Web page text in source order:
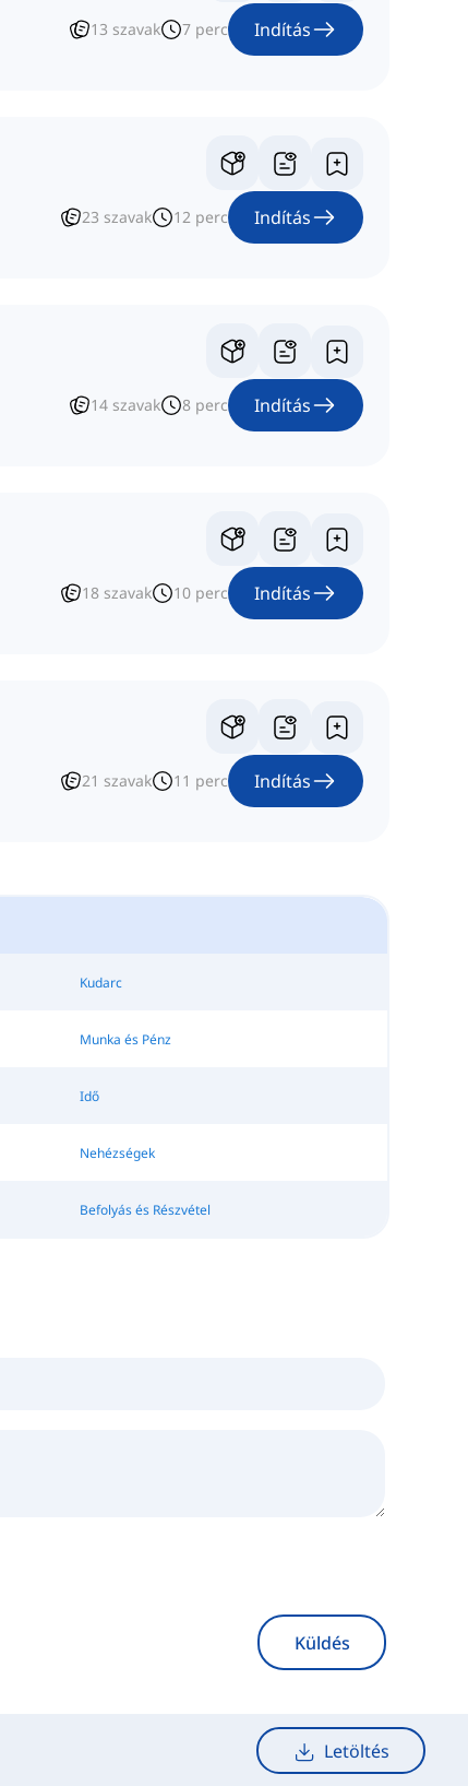
13 szavak 7 perc Indítás
23 szavak 12 perc Indítás
14 szavak 8 perc Indítás
18 szavak 10 perc Indítás
21 szavak 11 perc Indítás
Kudarc
Munka és Pénz
Idő
Nehézségek
Befolyás és Részvétel
Küldés
Letöltés